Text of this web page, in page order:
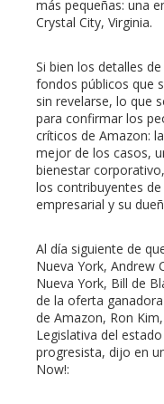
más pequeñas: una
Crystal City, Virginia.
Si bien los detalles
fondos públicos que
sin revelarse, lo que
para confirmar los
críticos de Amazon:
mejor de los casos,
bienestar
los contribuyentes
empresarial y su
Al día siguiente de
Nueva York, Andrew
Nueva York, Bill de
de la oferta
de Amazon, Ron
Legislativa del
progresista, dijo en
Now!: